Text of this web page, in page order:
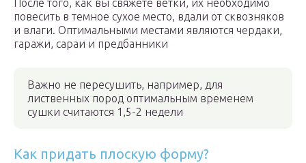
После того, как вы свяжете ветки, их необходимо
повесить в темное сухое место, вдали от сквозняков
и влаги. Оптимальными местами являются чердаки,
гаражи, сараи и предбанники
Важно не пересушить, например, для
лиственных пород оптимальным временем
сушки считаются 1,5-2 недели
Как придать плоскую форму?